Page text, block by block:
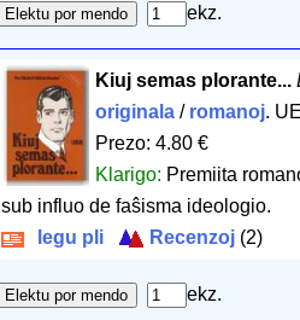
ekz.
Kiuj semas plorante...
originala/ romanoj.
Prezo: 4.80 €
Klarigo: Premiita
sub influo de faŝisma ideologio.
legu pli
Recenzoj (2)
ekz.